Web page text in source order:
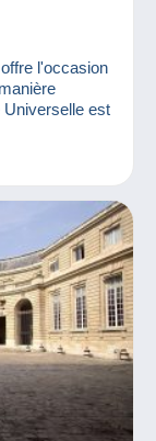
l'occasion
Universelle est